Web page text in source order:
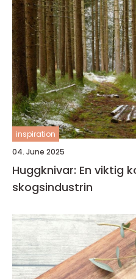
inspiration
04. June 2025
Huggknivar: En viktig
skogsindustrin